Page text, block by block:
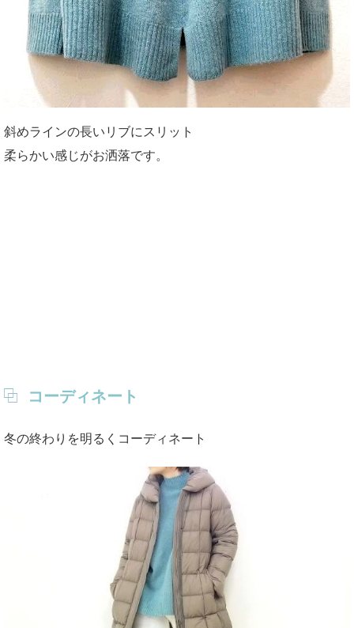
斜めラインの長いリブにスリット
柔らかい感じがお洒落です。
コーディネート
冬の終わりを明るくコーディネート